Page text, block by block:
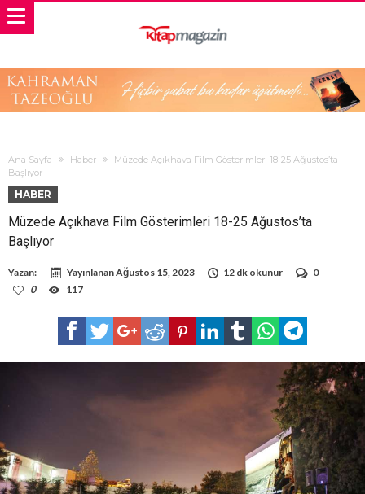
Ana Sayfa Haber
Müzede Açıkhava Film Gösterimleri 18-25 Ağustos’ta
Başlıyor
HABER
Müzede Açıkhava Film Gösterimleri 18-25 Ağustos’ta
Başlıyor
Yazan: YayınlananAğustos 15, 2023 12 dk okunur
0
0
117